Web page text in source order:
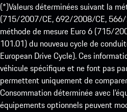
(*)Valeurs déterminées suivant la
(715/2007/CE, 692/2008/CE, 566/
méthode de mesure Euro 6 (715/
101.01) du nouveau cycle de
European Drive Cycle). Ces
véhicule spécifique et ne font pas
permettent uniquement de
Consommation déterminée avec
équipements optionnels peuvent